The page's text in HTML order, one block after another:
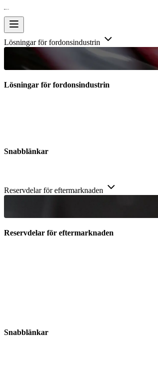
Lösningar för fordonsindustrin
Lösningar för fordonsindustrin
Snabblänkar
Reservdelar för eftermarknaden
Reservdelar för eftermarknaden
Snabblänkar